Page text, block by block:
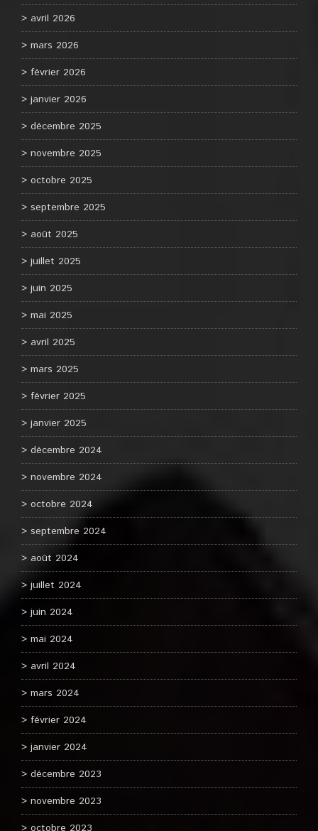
avril 2026
mars 2026
février 2026
janvier 2026
décembre 2025
novembre 2025
octobre 2025
septembre 2025
août 2025
juillet 2025
juin 2025
mai 2025
avril 2025
mars 2025
février 2025
janvier 2025
décembre 2024
novembre 2024
octobre 2024
septembre 2024
août 2024
juillet 2024
juin 2024
mai 2024
avril 2024
mars 2024
février 2024
janvier 2024
décembre 2023
novembre 2023
octobre 2023